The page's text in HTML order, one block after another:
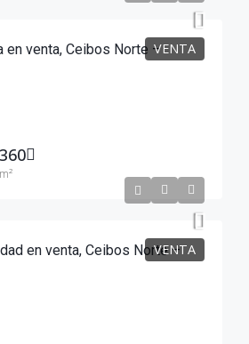
VENTA
en venta, Ceibos Norte –
360
m²
VENTA
en venta, Ceibos Norte –